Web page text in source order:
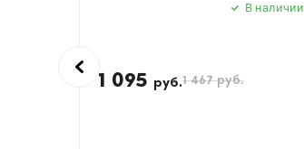
В наличии
1 095 руб.1 467руб.